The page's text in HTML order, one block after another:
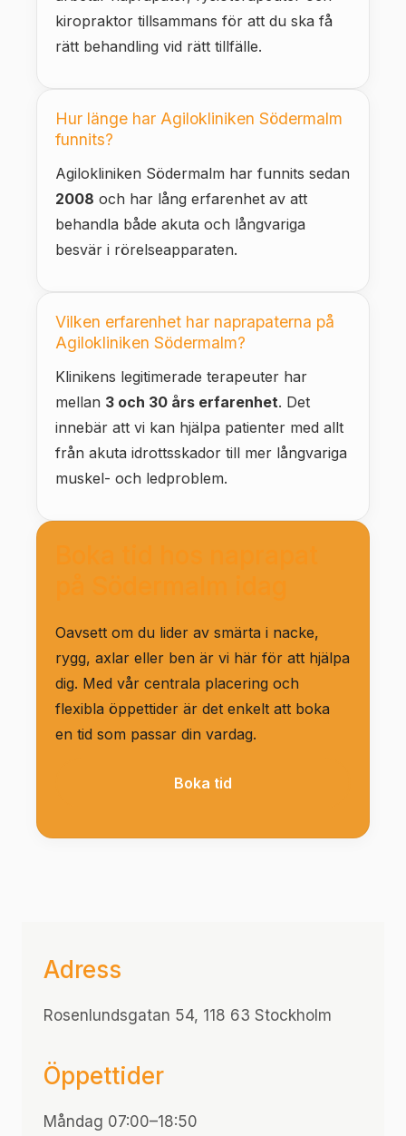
kiropraktor tillsammans för att du ska få
rätt behandling vid rätt tillfälle.
Hur länge har Agilokliniken Södermalm
funnits?
Agilokliniken Södermalm har funnits sedan
2008 och har lång erfarenhet av att
behandla både akuta och långvariga
besvär i rörelseapparaten.
Vilken erfarenhet har naprapaterna på
Agilokliniken Södermalm?
Klinikens legitimerade terapeuter har
mellan 3 och 30 års erfarenhet. Det
innebär att vi kan hjälpa patienter med allt
från akuta idrottsskador till mer långvariga
muskel- och ledproblem.
Oavsett om du lider av smärta i nacke,
rygg, axlar eller ben är vi här för att hjälpa
dig. Med vår centrala placering och
flexibla öppettider är det enkelt att boka
en tid som passar din vardag.
Boka tid
Adress
Rosenlundsgatan 54, 118 63 Stockholm
Öppettider
Måndag 07:00–18:50